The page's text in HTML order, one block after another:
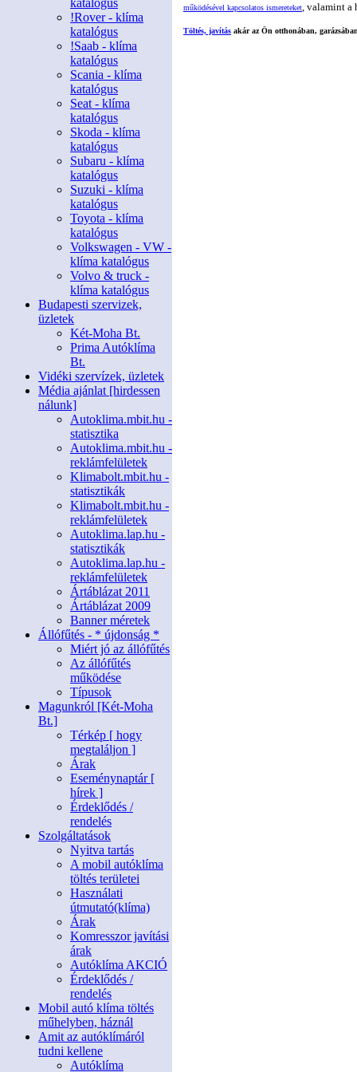
katalógus
!Rover - klíma
katalógus
!Saab - klíma
katalógus
Scania - klíma
katalógus
Seat - klíma
katalógus
Skoda - klíma
katalógus
Subaru - klíma
katalógus
Suzuki - klíma
katalógus
Toyota - klíma
katalógus
Volkswagen - VW -
klíma katalógus
Volvo & truck -
klíma katalógus
Budapesti szervizek,
üzletek
Két-Moha Bt.
Prima Autóklíma
Bt.
Vidéki szervízek, üzletek
Média ajánlat [hirdessen
nálunk]
Autoklima.mbit.hu -
statisztika
Autoklima.mbit.hu -
reklámfelületek
Klimabolt.mbit.hu -
statisztikák
Klimabolt.mbit.hu -
reklámfelületek
Autoklima.lap.hu -
statisztikák
Autoklima.lap.hu -
reklámfelületek
Ártáblázat 2011
Ártáblázat 2009
Banner méretek
Állófűtés - * újdonság *
Miért jó az állófűtés
Az állófűtés
működése
Típusok
Magunkról [Két-Moha
Bt.]
Térkép [ hogy
megtaláljon ]
Árak
Eseménynaptár [
hírek ]
Érdeklődés /
rendelés
Szolgáltatások
Nyitva tartás
A mobil autóklíma
töltés területei
Használati
útmutató(klíma)
Árak
Komresszor javítási
árak
Autóklíma AKCIÓ
Érdeklődés /
rendelés
Mobil autó klíma töltés
műhelyben, háznál
Amit az autóklímáról
tudni kellene
Autóklíma
működésével kapcsolatos ismereteket , valamint
Töltés, javítás akár az Ön otthonában,